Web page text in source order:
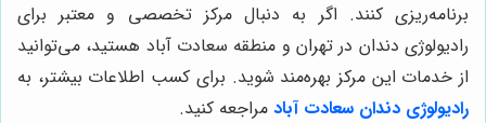
برنامه‌ریزی کنند. اگر به دنبال مرکز تخصصی و معتبر برای
رادیولوژی دندان در تهران و منطقه سعادت آباد هستید، می‌توانید
از خدمات این مرکز بهره‌مند شوید. برای کسب اطلاعات بیشتر، به
رادیولوژی دندان سعادت آباد مراجعه کنید.